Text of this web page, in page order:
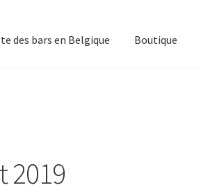
des bars en Belgique Boutique
2019